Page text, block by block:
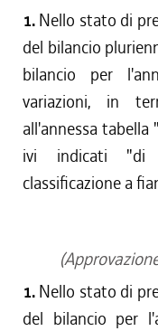
1. Nello stato di
del bilancio
bilancio per
variazioni, in
all'annessa
ivi indicati "di
classificazione a
1. Nello stato di
del bilancio per